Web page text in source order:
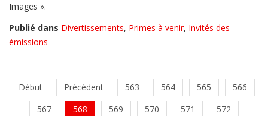
Images ».
Publié dans Divertissements, Primes à venir, Invités des
émissions
Début Précédent 563 564 565
566
567
568 569 570 571
572